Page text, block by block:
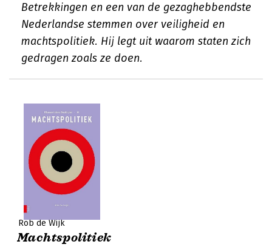
Betrekkingen en een van de gezaghebbendste
Nederlandse stemmen over veiligheid en
machtspolitiek. Hij legt uit waarom staten zich
gedragen zoals ze doen.
Rob de Wijk
Machtspolitiek